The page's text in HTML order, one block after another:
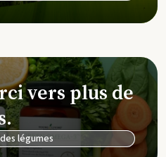
vers plus de
légumes